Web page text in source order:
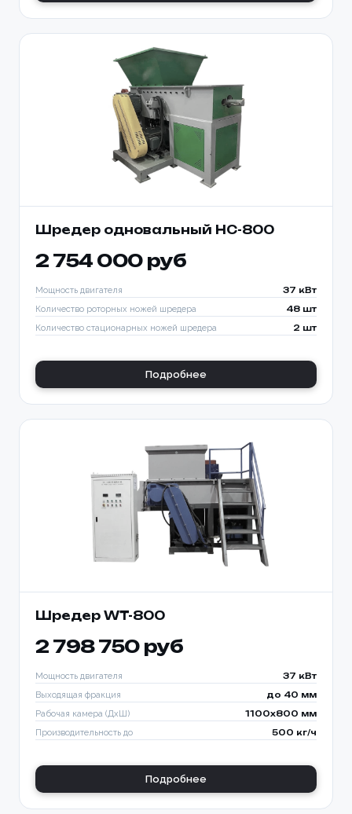
Шредер одновальный HC-800
2 754 000 руб
Мощность двигателя 37 кВт
Количество роторных ножей шредера 48 шт
Количество стационарных ножей шредера 2 шт
Подробнее
Шредер WT-800
2 798 750 руб
Мощность двигателя 37 кВт
Выходящая фракция до 40 мм
Рабочая камера (ДхШ) 1100x800 мм
Производительность до 500 кг/ч
Подробнее